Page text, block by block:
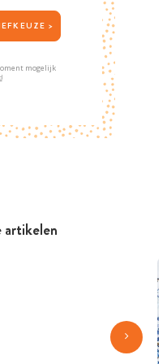
artikelen
JOUW NIEUWSBRIEFKEUZE >
mogelijk